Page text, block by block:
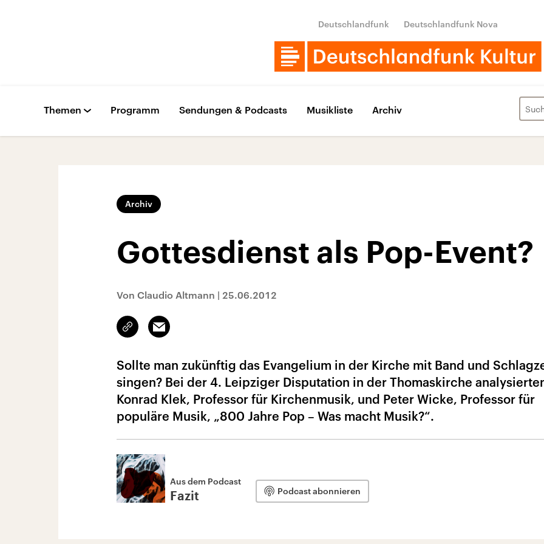
Deutschlandfunk Deutschlandfunk Nova
Themen Programm Sendungen & Podcasts Musikliste Archiv
Archiv
Gottesdienst als Pop-Event?
Von Claudio Altmann | 25.06.2012
Link
kopieren/teilen
Email
Sollte man zukünftig das Evangelium in der Kirche mit Band und
singen? Bei der 4. Leipziger Disputation in der Thomaskirche
Konrad Klek, Professor für Kirchenmusik, und Peter Wicke, Professor für
populäre Musik, „800 Jahre Pop – Was macht Musik?“.
Aus dem Podcast
Fazit Podcast abonnieren